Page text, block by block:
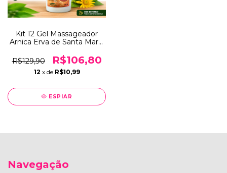
Kit 12 Gel Massageador
Arnica Erva de Santa Maria
Corporal Alívio Muscular
Pernas Costas
R$129,90 R$106,80
12 x de R$10,99
ESPIAR
Navegação